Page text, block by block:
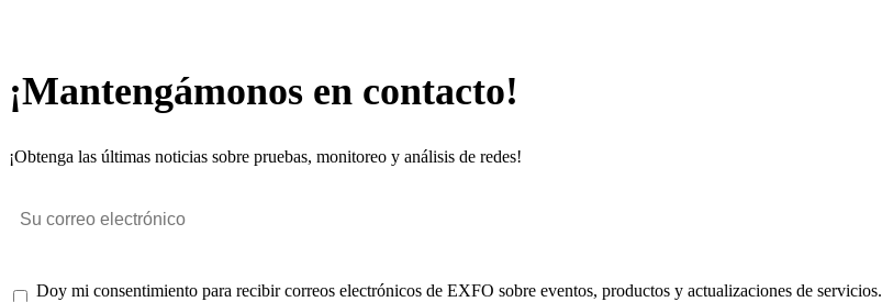
¡Mantengámonos en contacto!
¡Obtenga las últimas noticias sobre pruebas, monitoreo y análisis de redes!
Doy mi consentimiento para recibir correos electrónicos de EXFO sobre eventos, productos y actualizaciones de servicios.